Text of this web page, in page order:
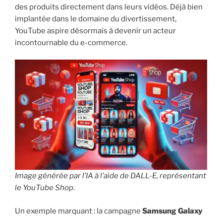
des produits directement dans leurs vidéos. Déjà bien
implantée dans le domaine du divertissement,
YouTube aspire désormais à devenir un acteur
incontournable du e-commerce.
Image générée par l’IA à l’aide de DALL-E, représentant
le YouTube Shop.
Un exemple marquant : la campagne Samsung Galaxy